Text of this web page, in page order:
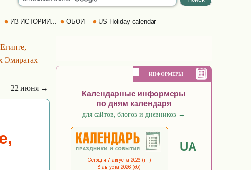
ИЗ ИСТОРИИ... ОБОИ US Holiday calendar
Эмиратах
22 июня →
ИНФОРМЕРЫ
Календарные информеры
по дням календаря
для сайтов, блогов и дневников →
UA